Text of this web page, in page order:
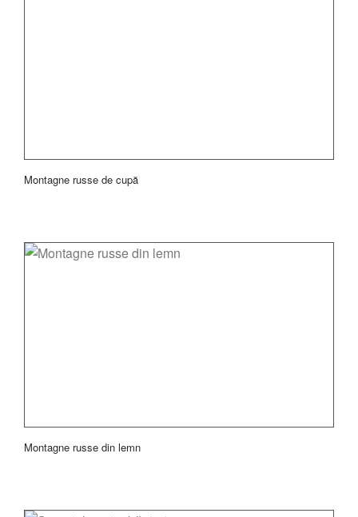
Montagne russe de cupă
Montagne russe din lemn